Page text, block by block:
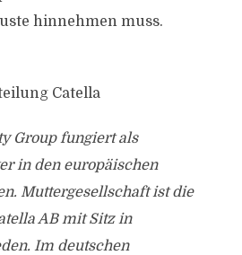
hinnehmen muss.
Catella
Group fungiert als
in den europäischen
Muttergesellschaft ist die
AB mit Sitz in
Im deutschen